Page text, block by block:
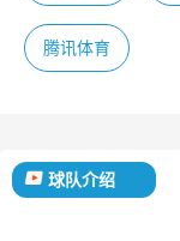
腾讯体育
球队介绍